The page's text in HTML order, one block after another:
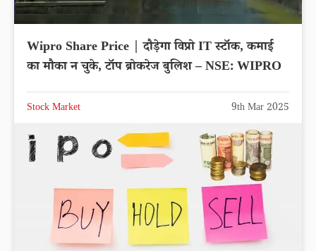
Wipro Share Price | दौड़ेगा विप्रो IT स्टॉक, कमाई
का मौका न चुके, टॉप ब्रोकरेज बुलिश – NSE: WIPRO
Stock Market 9th Mar 2025